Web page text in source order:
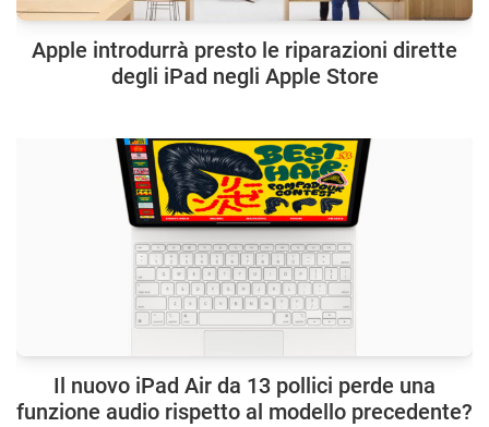
Apple introdurrà presto le riparazioni dirette
degli iPad negli Apple Store
Il nuovo iPad Air da 13 pollici perde una
funzione audio rispetto al modello precedente?